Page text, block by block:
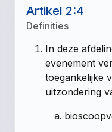
Artikel 2:4
Definities
In deze
evenement
toegankelijke
uitzondering